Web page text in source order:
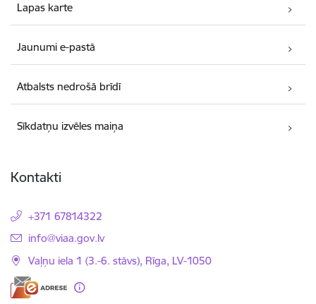
Lapas karte
Jaunumi e-pastā
Atbalsts nedrošā brīdī
Sīkdatņu izvēles maiņa
Kontakti
+371 67814322
E-pasts:
info@viaa.gov.lv
Vaļņu iela 1 (3.-6. stāvs), Rīga, LV-1050